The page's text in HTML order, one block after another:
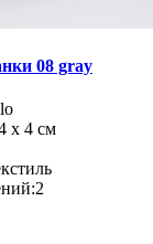
08 gray
х 4 см
2